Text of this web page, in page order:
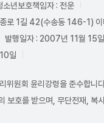
소년보호책임자 : 전운
로 1길 42(수송동 146-1) 이
발행일자 : 2007년 11월 15일
일
위원회 윤리강령을 준수합니
보호를 받으며, 무단전재, 복